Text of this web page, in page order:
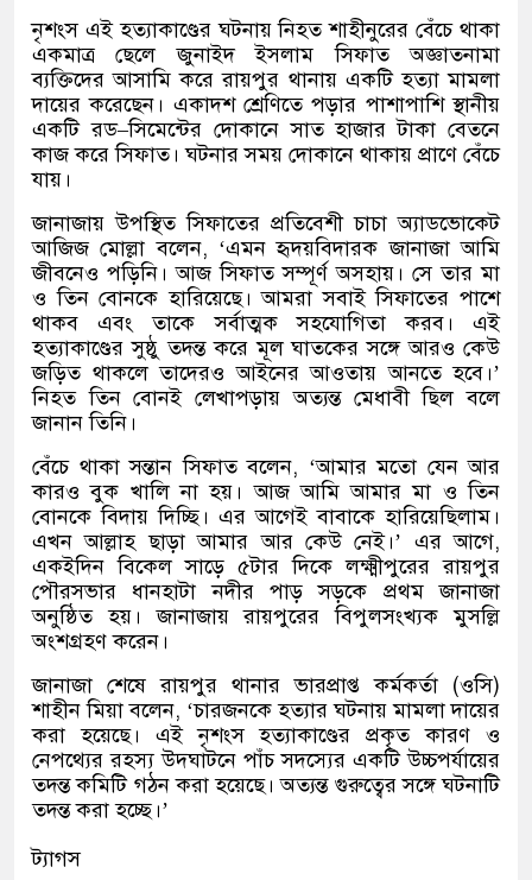
নৃশংস এই হত্যাকাণ্ডের ঘটনায় নিহত শাহীনুরের বেঁচে থাকা
একমাত্র ছেলে জুনাইদ ইসলাম সিফাত অজ্ঞাতনামা
ব্যক্তিদের আসামি করে রায়পুর থানায় একটি হত্যা মামলা
দায়ের করেছেন। একাদশ শ্রেণিতে পড়ার পাশাপাশি স্থানীয়
একটি রড–সিমেন্টের দোকানে সাত হাজার টাকা বেতনে
কাজ করে সিফাত। ঘটনার সময় দোকানে থাকায় প্রাণে বেঁচে
যায়।
জানাজায় উপস্থিত সিফাতের প্রতিবেশী চাচা অ্যাডভোকেট
আজিজ মোল্লা বলেন, ‘এমন হৃদয়বিদারক জানাজা আমি
জীবনেও পড়িনি। আজ সিফাত সম্পূর্ণ অসহায়। সে তার মা
ও তিন বোনকে হারিয়েছে। আমরা সবাই সিফাতের পাশে
থাকব এবং তাকে সর্বাত্মক সহযোগিতা করব। এই
হত্যাকাণ্ডের সুষ্ঠু তদন্ত করে মূল ঘাতকের সঙ্গে আরও কেউ
জড়িত থাকলে তাদেরও আইনের আওতায় আনতে হবে।’
নিহত তিন বোনই লেখাপড়ায় অত্যন্ত মেধাবী ছিল বলে
জানান তিনি।
বেঁচে থাকা সন্তান সিফাত বলেন, ‘আমার মতো যেন আর
কারও বুক খালি না হয়। আজ আমি আমার মা ও তিন
বোনকে বিদায় দিচ্ছি। এর আগেই বাবাকে হারিয়েছিলাম।
এখন আল্লাহ ছাড়া আমার আর কেউ নেই।’ এর আগে,
একইদিন বিকেল সাড়ে ৫টার দিকে লক্ষ্মীপুরের রায়পুর
পৌরসভার ধানহাটা নদীর পাড় সড়কে প্রথম জানাজা
অনুষ্ঠিত হয়। জানাজায় রায়পুরের বিপুলসংখ্যক মুসল্লি
অংশগ্রহণ করেন।
জানাজা শেষে রায়পুর থানার ভারপ্রাপ্ত কর্মকর্তা(ওসি)
শাহীন মিয়া বলেন, ‘চারজনকে হত্যার ঘটনায় মামলা দায়ের
করা হয়েছে। এই নৃশংস হত্যাকাণ্ডের প্রকৃত কারণ ও
নেপথ্যের রহস্য উদ্ঘাটনে পাঁচ সদস্যের একটি উচ্চপর্যায়ের
তদন্ত কমিটি গঠন করা হয়েছে। অত্যন্ত গুরুত্বের সঙ্গে ঘটনাটি
তদন্ত করা হচ্ছে।’
ট্যাগস